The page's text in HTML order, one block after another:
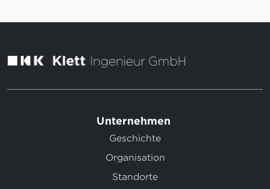
Unternehmen
Geschichte
Organisation
Standorte